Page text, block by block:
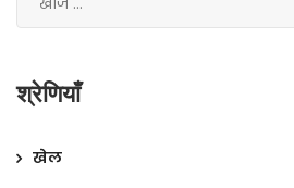
श्रेणियाँ
खेल